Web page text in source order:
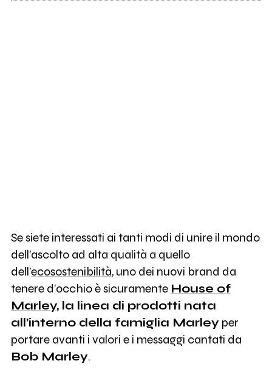
Se siete interessati ai tanti modi di unire il mondo
dell’ascolto ad alta qualità a quello
dell’ecosostenibilità, uno dei nuovi brand da
tenere d’occhio è sicuramente House of
Marley, la linea di prodotti nata
all’interno della famiglia Marleyper
portare avanti i valori e i messaggi cantati da
Bob Marley.